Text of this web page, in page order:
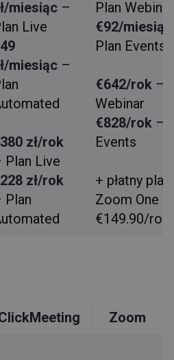
miesiąc –
Live
miesiąc –
zł/rok
Plan Live
zł/rok
Plan
Plan Webinar
€92/miesiąc
Plan Events
€642/rok –
Webinar
€828/rok –
Events
+ płatny plan
Zoom One
€149.90/rok
Zoom